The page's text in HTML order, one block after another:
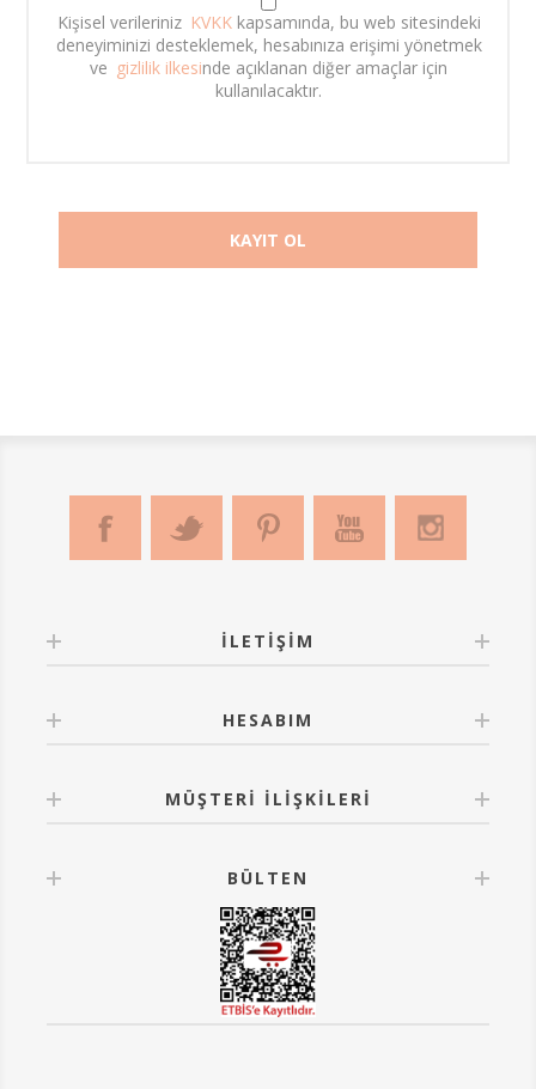
Kişisel verileriniz KVKK kapsamında, bu web sitesindeki
deneyiminizi desteklemek, hesabınıza erişimi yönetmek
ve gizlilik ilkesinde açıklanan diğer amaçlar için
kullanılacaktır.
İLETIŞIM
HESABIM
MÜŞTERI İLIŞKILERI
BÜLTEN